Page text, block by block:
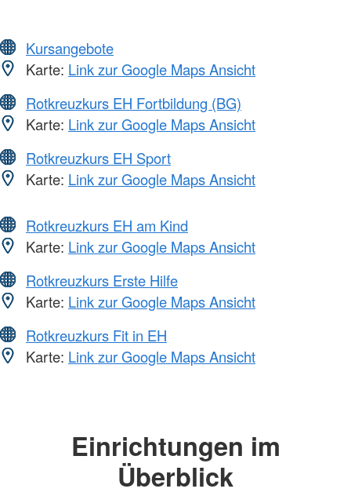
Kursangebote
Karte: Link zur Google Maps Ansicht
Rotkreuzkurs EH Fortbildung (BG)
Karte: Link zur Google Maps Ansicht
Rotkreuzkurs EH Sport
Karte: Link zur Google Maps Ansicht
Rotkreuzkurs EH am Kind
Karte: Link zur Google Maps Ansicht
Rotkreuzkurs Erste Hilfe
Karte: Link zur Google Maps Ansicht
Rotkreuzkurs Fit in EH
Karte: Link zur Google Maps Ansicht
Einrichtungen im
Überblick